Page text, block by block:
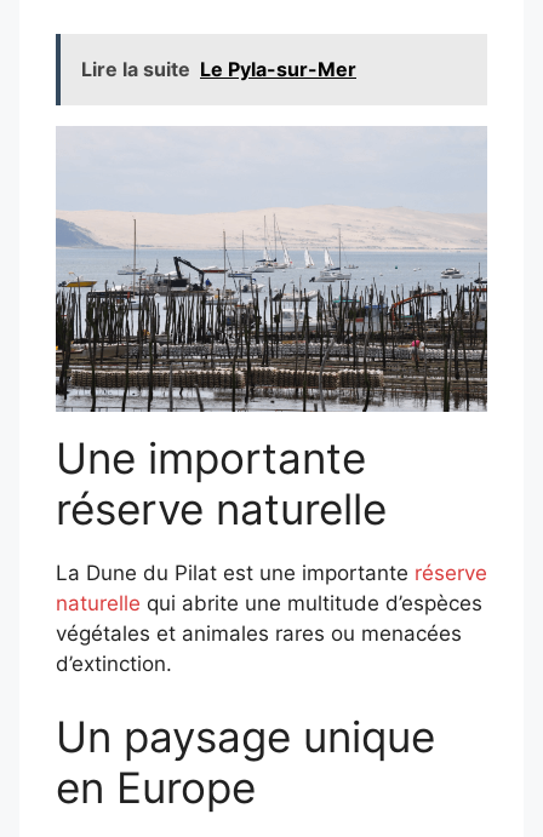
Lire la suite Le Pyla-sur-Mer
Une importante
réserve naturelle
La Dune du Pilat est une importante réserve
naturelle qui abrite une multitude d’espèces
végétales et animales rares ou menacées
d’extinction.
Un paysage unique
en Europe